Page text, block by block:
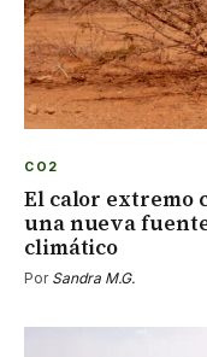
CO2
El calor extremo
una nueva fuente
climático
Por Sandra M.G.